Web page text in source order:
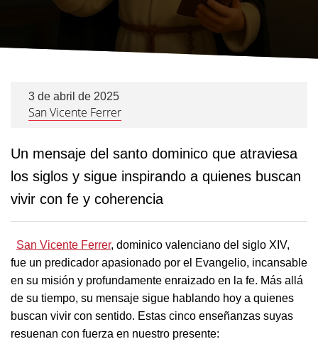
3 de abril de 2025
San Vicente Ferrer
Un mensaje del santo dominico que atraviesa
los siglos y sigue inspirando a quienes buscan
vivir con fe y coherencia
San Vicente Ferrer, dominico valenciano del siglo XIV,
fue un predicador apasionado por el Evangelio, incansable
en su misión y profundamente enraizado en la fe. Más allá
de su tiempo, su mensaje sigue hablando hoy a quienes
buscan vivir con sentido. Estas cinco enseñanzas suyas
resuenan con fuerza en nuestro presente: